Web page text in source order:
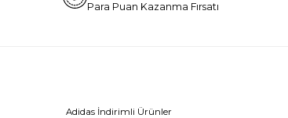
Para Puan Kazanma Fırsatı
Adidas İndirimli Ürünler